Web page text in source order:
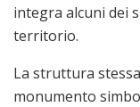
integra alcuni dei
territorio.
La struttura stessa
monumento